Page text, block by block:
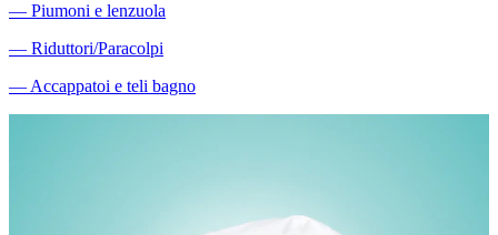
― Piumoni e lenzuola
― Riduttori/Paracolpi
―Accappatoi e teli bagno